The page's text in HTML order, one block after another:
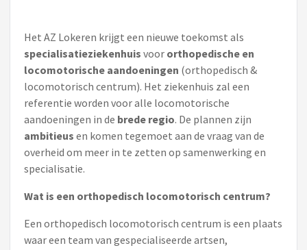
Het AZ Lokeren krijgt een nieuwe toekomst als
specialisatieziekenhuis voor orthopedische en
locomotorische aandoeningen (orthopedisch &
locomotorisch centrum). Het ziekenhuis zal een
referentie worden voor alle locomotorische
aandoeningen in de brede regio. De plannen zijn
ambitieus en komen tegemoet aan de vraag van de
overheid om meer in te zetten op samenwerking en
specialisatie.
Wat is een orthopedisch locomotorisch centrum?
Een orthopedisch locomotorisch centrum is een plaats
waar een team van gespecialiseerde artsen,